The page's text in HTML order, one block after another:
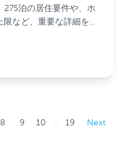
275泊の居住要件や、ホ
など、重要な詳細を把
8 9 10 .. 19 Next